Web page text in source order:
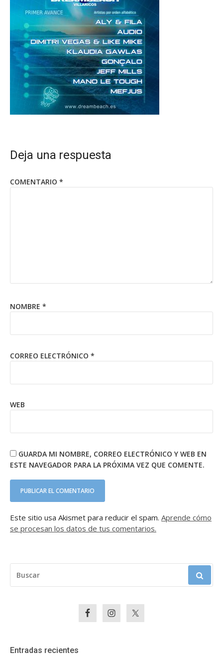
Deja una respuesta
COMENTARIO *
NOMBRE *
CORREO ELECTRÓNICO *
WEB
GUARDA MI NOMBRE, CORREO ELECTRÓNICO Y WEB EN
ESTE NAVEGADOR PARA LA PRÓXIMA VEZ QUE COMENTE.
Este sitio usa Akismet para reducir el spam. Aprende cómo
se procesan los datos de tus comentarios.
Entradas recientes